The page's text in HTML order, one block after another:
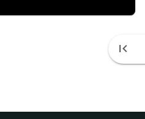
first_page